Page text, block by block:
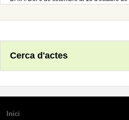
Cerca d'actes
Inici